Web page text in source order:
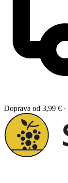
Doprava od 3,99 €